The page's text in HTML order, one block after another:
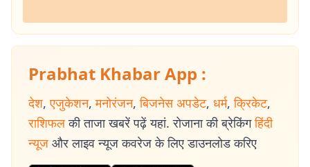
Prabhat Khabar App :
देश, एजुकेशन, मनोरंजन, बिजनेस अपडेट, धर्म, क्रिकेट,
राशिफल की ताजा खबरें पढ़ें यहां. रोजाना की ब्रेकिंग हिंदी
न्यूज और लाइव न्यूज कवरेज के लिए डाउनलोड करिए